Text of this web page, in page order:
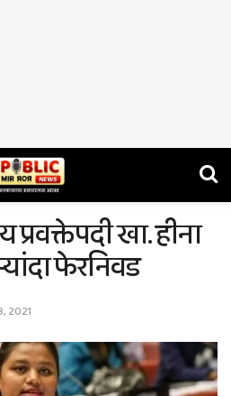
प्रवक्तेपदी खा. हीना
फेरनिवड
2021